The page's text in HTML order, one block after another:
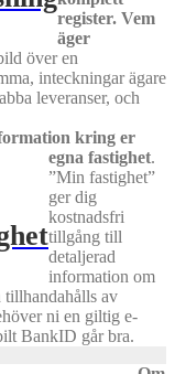
register. Vem
äger
över en
inteckningar ägare
leveranser, och
kring er
egna fastighet.
”Min fastighet”
ger dig
kostnadsfri
tillgång till
detaljerad
information om
tillhandahålls av
ni en giltig e-
BankID går bra.